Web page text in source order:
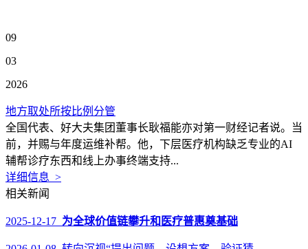
09
03
2026
地方取处所按比例分管
全国代表、好大夫集团董事长耿福能亦对第一财经记者说。当
前，并赐与年度运维补帮。他，下层医疗机构缺乏专业的AI
辅帮诊疗东西和线上办事终端支持...
详细信息 >
相关新闻
2025-12-17 为全球价值链攀升和医疗普惠奠基础